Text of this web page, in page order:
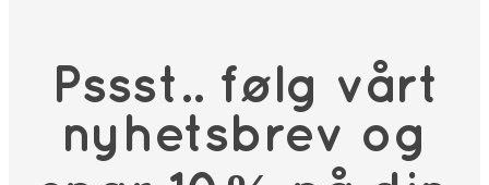
Pssst.. følg vårt
nyhetsbrev og